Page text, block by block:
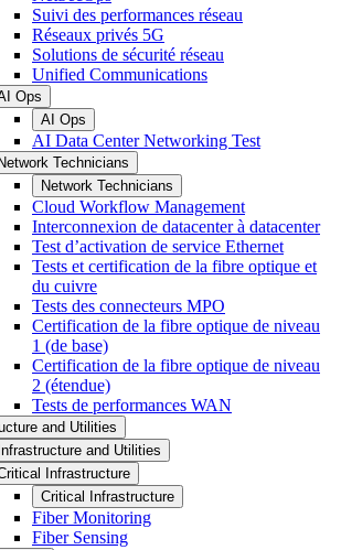
Suivi des performances réseau
Réseaux privés 5G
Solutions de sécurité réseau
Unified Communications
Ops
AI Ops
AI Data Center Networking Test
Network Technicians
Network Technicians
Cloud Workflow Management
Interconnexion de datacenter à datacenter
Test d’activation de service Ethernet
Tests et certification de la fibre optique et
du cuivre
Tests des connecteurs MPO
Certification de la fibre optique de niveau
1 (de base)
Certification de la fibre optique de niveau
2 (étendue)
Tests de performances WAN
and Utilities
Infrastructure and Utilities
Infrastructure
Critical Infrastructure
Fiber Monitoring
Fiber Sensing